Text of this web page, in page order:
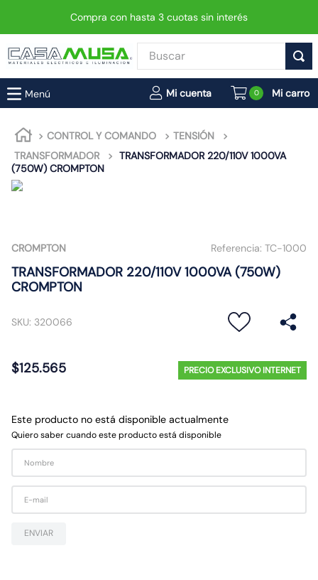
Compra con hasta 3 cuotas sin interés
Buscar
0
CONTROL Y COMANDO
TENSIÓN
TRANSFORMADOR
TRANSFORMADOR 220/110V 1000VA
(750W) CROMPTON
CROMPTON Referencia: TC-1000
TRANSFORMADOR 220/110V 1000VA (750W)
CROMPTON
SKU: 320066
$125.565 PRECIO EXCLUSIVO INTERNET
Este producto no está disponible actualmente
Quiero saber cuando este producto está disponible
ENVIAR
TÉRMINOS MÁS BUSCADOS
1.
enchufe
.
interruptor
3.
foco
foco led
8
ampolleta